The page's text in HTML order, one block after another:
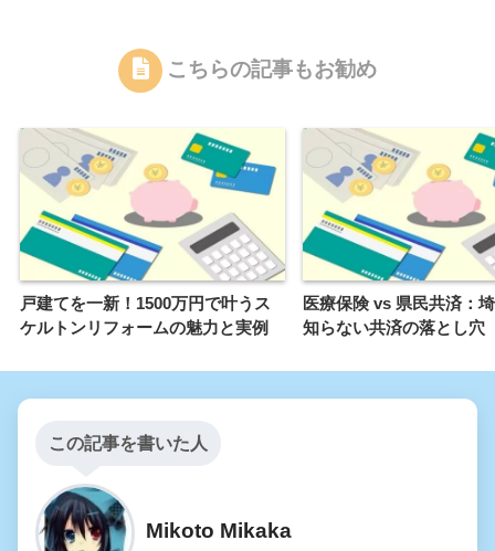
こちらの記事もお勧め
戸建てを一新！1500万円で叶うス
ケルトンリフォームの魅力と実例
医療保険 vs 県民共済：
知らない共済の落とし穴
この記事を書いた人
Mikoto Mikaka